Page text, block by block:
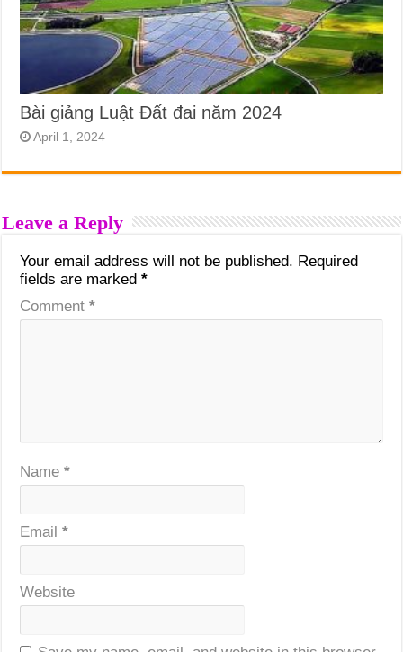
Bài giảng Luật Đất đai năm 2024
April 1, 2024
Leave a Reply
Your email address will not be published. Required
fields are marked*
Comment*
Name*
Email*
Website